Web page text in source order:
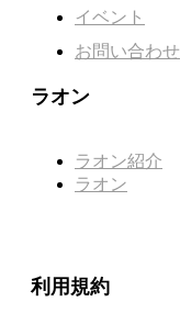
イベント
お問い合わせ
ラオン
ラオン紹介
ラオン
利用規約